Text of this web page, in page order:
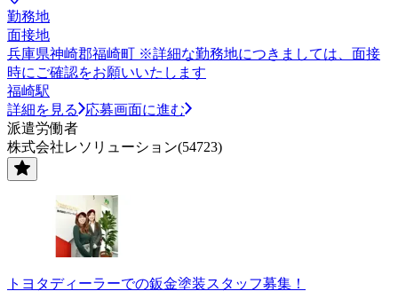
勤務地
面接地
兵庫県神崎郡福崎町 ※詳細な勤務地につきましては、面接
時にご確認をお願いいたします
福崎駅
詳細を見る
応募画面に進む
派遣労働者
株式会社レソリューション(54723)
トヨタディーラーでの鈑金塗装スタッフ募集！